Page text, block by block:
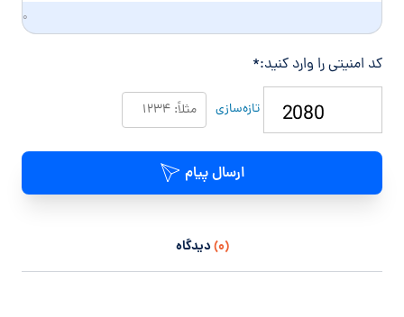
۰
کد امنیتی را وارد کنید:*
تازه‌سازی
ارسال پیام
(۰) دیدگاه